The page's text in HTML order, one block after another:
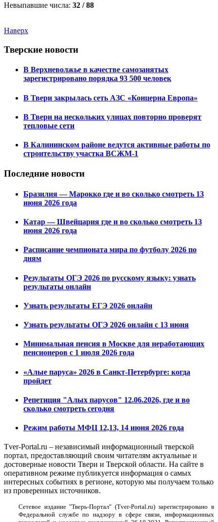
Невыпавшие числа: 32 / 88
Наверх
Тверские новости
В Верхневолжье в качестве самозанятых
зарегистрировано порядка 93 500 человек
В Твери закрылась сеть АЗС «Концерна Европа»
В Твери на нескольких улицах повторно проверят
тепловые сети
В Калининском районе ведутся активные работы по
строительству участка ВСЖМ-1
Последние новости
Бразилия — Марокко где и во сколько смотреть 13
июня 2026 года
Катар — Швейцария где и во сколько смотреть 13
июня 2026 года
Расписание чемпионата мира по футболу 2026 по
дням
Результаты ОГЭ 2026 по русскому языку: узнать
результаты онлайн
Узнать результаты ЕГЭ 2026 онлайн
Узнать результаты ОГЭ 2026 онлайн с 13 июня
Минимальная пенсия в Москве для неработающих
пенсионеров с 1 июля 2026 года
«Алые паруса» 2026 в Санкт-Петербурге: когда
пройдет
Репетиция "Алых парусов" 12.06.2026, где и во
сколько смотреть сегодня
Режим работы МФЦ 12,13, 14 июня 2026 года
Tver-Portal.ru – независимый информационный тверской
портал, предоставляющий своим читателям актуальные и
достоверные новости Твери и Тверской области. На сайте в
оперативном режиме публикуется информация о самых
интересных событиях в регионе, которую мы получаем только
из проверенных источников.
Сетевое издание "Тверь-Портал" (Tver-Portal.ru) зарегистрировано в
Федеральной службе по надзору в сфере связи, информационных